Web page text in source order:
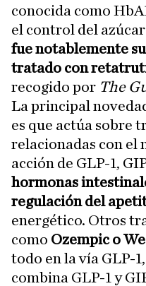
conocida como
el control del
fue notablemente
tratado con
recogido por The
La principal
es que actúa sobre
relacionadas con el
acción de GLP-1,
hormonas
regulación del
energético. Otros
como Ozempic o
todo en la vía GLP-
combina GLP-1 y